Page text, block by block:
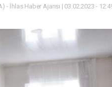
- İhlas Haber Ajansı | 03.02.2023 -